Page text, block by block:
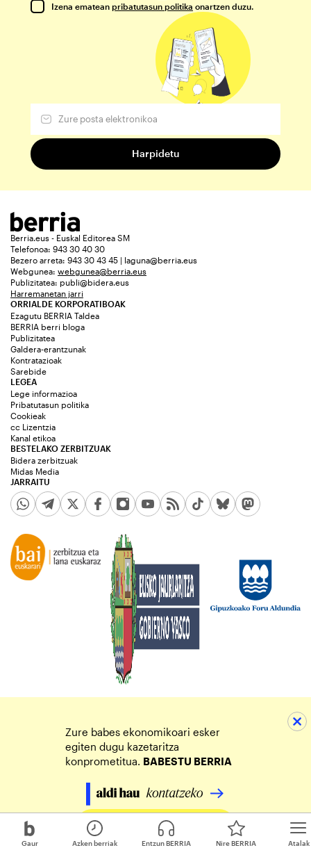
Gaur Atalak
Azken berriak Entzun BERRIA Nire BERRIA
Izena ematean pribatutasun politika onartzen duzu.
Berria.eus - Euskal Editorea SM
Telefonoa: 943 30 40 30
Bezero arreta: 943 30 43 45 | laguna@berria.eus
Webgunea: webgunea@berria.eus
Publizitatea: publi@bidera.eus
Harremanetan jarri
ORRIALDE KORPORATIBOAK
Ezagutu BERRIA Taldea
BERRIA berri bloga
Publizitatea
Galdera-erantzunak
Kontratazioak
Sarebide
JARRAITU
LEGEA
Lege informazioa
Pribatutasun politika
Cookieak
cc Lizentzia
Kanal etikoa
BESTELAKO ZERBITZUAK
Bidera zerbitzuak
Midas Media
Zure babes ekonomikoari esker
egiten dugu kazetaritza
konprometitua. BABESTU BERRIA
Egin zure ekarpena